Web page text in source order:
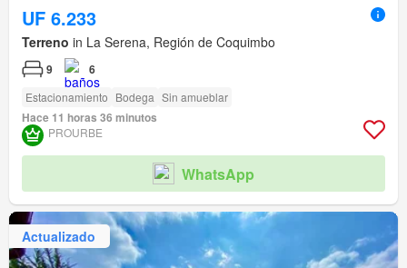
UF 6.233
Terreno in La Serena, Región de Coquimbo
9 6
Estacionamiento Bodega Sin amueblar
Hace 11 horas 36 minutos
PROURBE
WhatsApp
Actualizado